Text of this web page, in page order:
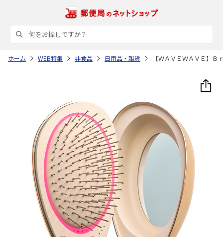
ホーム WEB特集 非食品 日用品・雑貨 【ＷＡＶＥＷＡＶＥ】